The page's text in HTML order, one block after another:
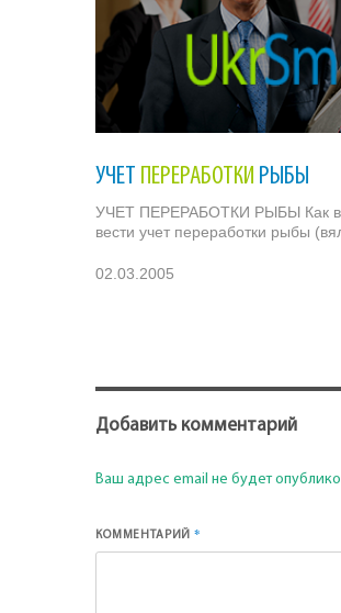
УЧЕТ ПЕРЕРАБОТКИ РЫБЫ
УЧЕТ ПЕРЕРАБОТКИ РЫБЫ Как в
вести учет переработки рыбы
02.03.2005
Добавить комментарий
Ваш адрес email не будет
КОММЕНТАРИЙ*